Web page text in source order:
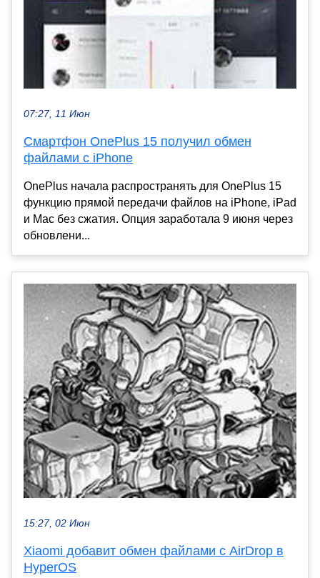
07:27, 11 Июн
Смартфон OnePlus 15 получил обмен
файлами с iPhone
OnePlus начала распространять для OnePlus 15
функцию прямой передачи файлов на iPhone, iPad
и Mac без сжатия. Опция заработала 9 июня через
обновлени...
15:27, 02 Июн
Xiaomi добавит обмен файлами с AirDrop в
HyperOS